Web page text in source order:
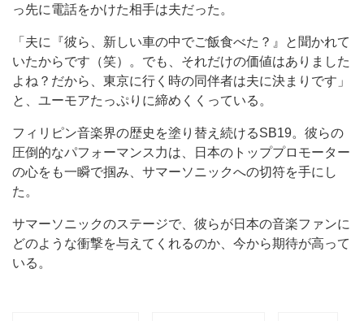
っ先に電話をかけた相手は夫だった。
「夫に『彼ら、新しい車の中でご飯食べた？』と聞かれて
いたからです（笑）。でも、それだけの価値はありました
よね？だから、東京に行く時の同伴者は夫に決まりです」
と、ユーモアたっぷりに締めくくっている。
フィリピン音楽界の歴史を塗り替え続けるSB19。彼らの
圧倒的なパフォーマンス力は、日本のトッププロモーター
の心をも一瞬で掴み、サマーソニックへの切符を手にし
た。
サマーソニックのステージで、彼らが日本の音楽ファンに
どのような衝撃を与えてくれるのか、今から期待が高って
いる。